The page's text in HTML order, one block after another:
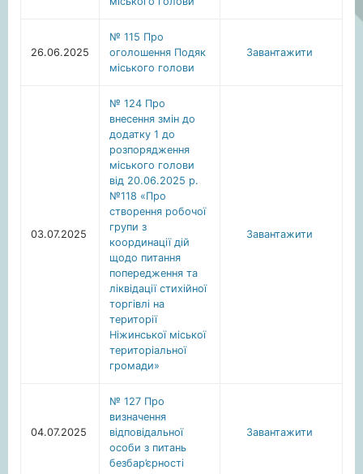
26.06.2025
№ 115 Про
оголошення Подяк
міського голови
Завантажити
03.07.2025
№ 124 Про
внесення змін до
додатку 1 до
розпорядження
міського голови
від 20.06.2025 р.
№118 «Про
створення робочої
групи з
координації дій
щодо питання
попередження та
ліквідації стихійної
торгівлі на
території
Ніжинської міської
територіальної
громади»
Завантажити
04.07.2025
№ 127 Про
визначення
відповідальної
особи з питань
безбар’єрності
Завантажити